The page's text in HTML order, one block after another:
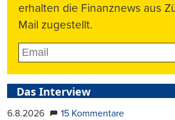
erhalten die Finanznews aus
Mail zugestellt.
Das Interview
6.8.2026 15 Kommentare